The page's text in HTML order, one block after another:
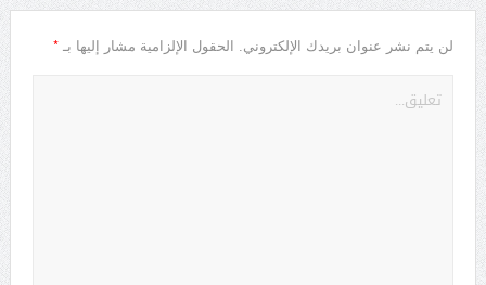
لن يتم نشر عنوان بريدك الإلكتروني. الحقول الإلزامية مشار إليها بـ *